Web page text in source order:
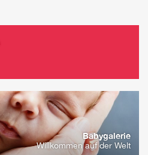
Babygalerie
Willkommen auf der Welt